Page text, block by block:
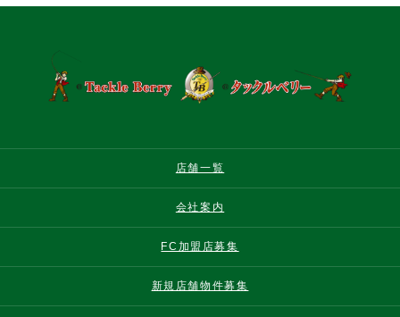
店舗一覧
会社案内
FC加盟店募集
新規店舗物件募集